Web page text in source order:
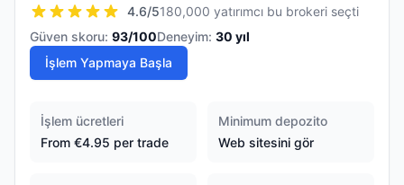
4.6/5180,000 yatırımcı bu brokeri seçti
Güven skoru: 93/100Deneyim: 30 yıl
İşlem Yapmaya Başla
İşlem ücretleri
From €4.95 per trade
Minimum depozito
Web sitesini gör